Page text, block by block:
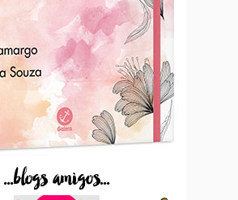
...blogs amigos...